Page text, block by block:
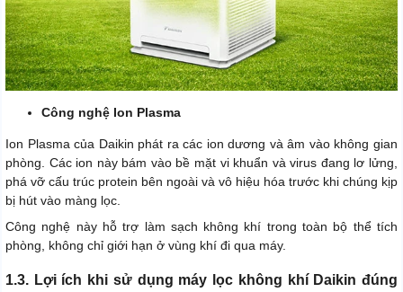
Công nghệ Ion Plasma
Ion Plasma của Daikin phát ra các ion dương và âm vào không gian
phòng. Các ion này bám vào bề mặt vi khuẩn và virus đang lơ lửng,
phá vỡ cấu trúc protein bên ngoài và vô hiệu hóa trước khi chúng kịp
bị hút vào màng lọc.
Công nghệ này hỗ trợ làm sạch không khí trong toàn bộ thể tích
phòng, không chỉ giới hạn ở vùng khí đi qua máy.
1.3. Lợi ích khi sử dụng máy lọc không khí Daikin đúng